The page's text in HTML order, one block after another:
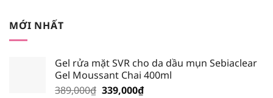
MỚI NHẤT
Gel rửa mặt SVR cho da dầu mụn Sebiaclear
Gel Moussant Chai 400ml
389,000₫ Giá
339,000₫Giá